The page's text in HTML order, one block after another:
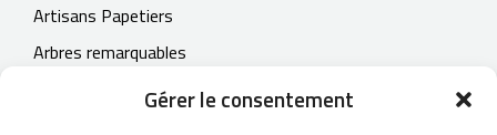
Gérer le consentement
Artisans Papetiers
Arbres remarquables